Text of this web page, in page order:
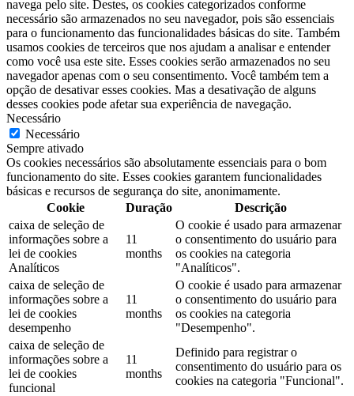
navega pelo site. Destes, os cookies categorizados conforme
necessário são armazenados no seu navegador, pois são essenciais
para o funcionamento das funcionalidades básicas do site. Também
usamos cookies de terceiros que nos ajudam a analisar e entender
como você usa este site. Esses cookies serão armazenados no seu
navegador apenas com o seu consentimento. Você também tem a
opção de desativar esses cookies. Mas a desativação de alguns
desses cookies pode afetar sua experiência de navegação.
Necessário
Necessário
Sempre ativado
Os cookies necessários são absolutamente essenciais para o bom
funcionamento do site. Esses cookies garantem funcionalidades
básicas e recursos de segurança do site, anonimamente.
Cookie
Duração
Descrição
caixa de seleção de
informações sobre a
lei de cookies
Analíticos
11
months
O cookie é usado para armazenar
o consentimento do usuário para
os cookies na categoria
"Analíticos".
caixa de seleção de
informações sobre a
lei de cookies
desempenho
11
months
O cookie é usado para armazenar
o consentimento do usuário para
os cookies na categoria
"Desempenho".
caixa de seleção de
informações sobre a
lei de cookies
funcional
11
months
Definido para registrar o
consentimento do usuário para os
cookies na categoria "Funcional".